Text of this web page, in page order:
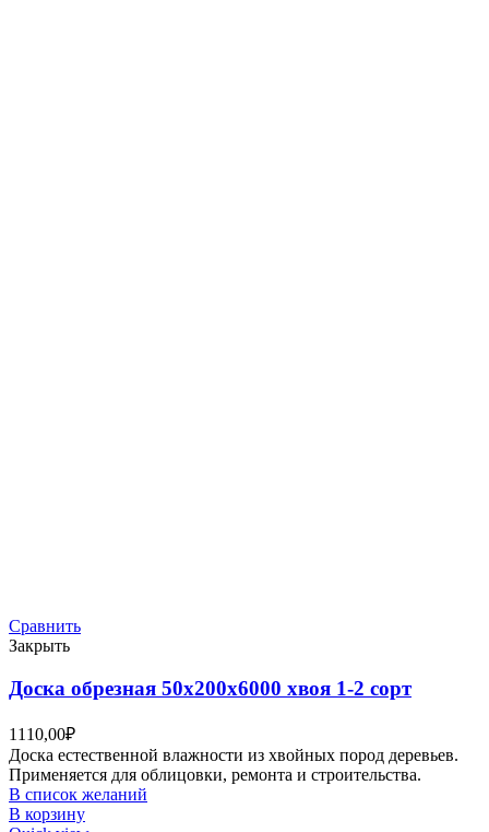
Сравнить
Закрыть
Доска обрезная 50х200х6000 хвоя 1-2 сорт
1110,00₽
Доска естественной влажности из хвойных пород деревьев.
Применяется для облицовки, ремонта и строительства.
В список желаний
В корзину